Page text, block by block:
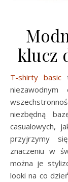
klucz
T-shirty basic
niezawodnym
niezbędną
casualowych,
przyjrzymy
znaczeniu w
można je
looki na co